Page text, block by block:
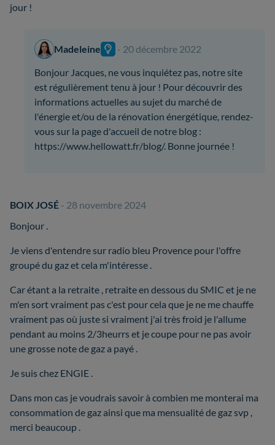
jour !
Madeleine
- 20 décembre 2022
Bonjour Jacques, ne vous inquiétez pas, notre site
est régulièrement tenu à jour ! Pour découvrir des
informations actuelles au sujet du marché de
l'énergie et/ou de la rénovation énergétique, rendez-
vous sur la page d'accueil de notre blog :
https://www.hellowatt.fr/blog/. Bonne journée !
BOIX JOSÉ - 28 novembre 2024
Bonjour .
Je viens d'entendre sur radio bleu Provence pour l'offre
groupé du gaz et cela m'intéresse .
Car étant a la retraite , retraite en dessous du SMIC et je ne
m'en sort vraiment pas c'est pour cela que je ne me chauffe
vraiment pas où juste si vraiment j'ai très froid je l'allume
pendant au moins 2/3heurrs et je coupe pour ne pas avoir
une grosse note de gaz a payé .
Je suis chez ENGIE .
Dans mon cas je voudrais savoir à combien me monterai ma
consommation de gaz ainsi que ma mensualité de gaz svp ,
merci beaucoup .